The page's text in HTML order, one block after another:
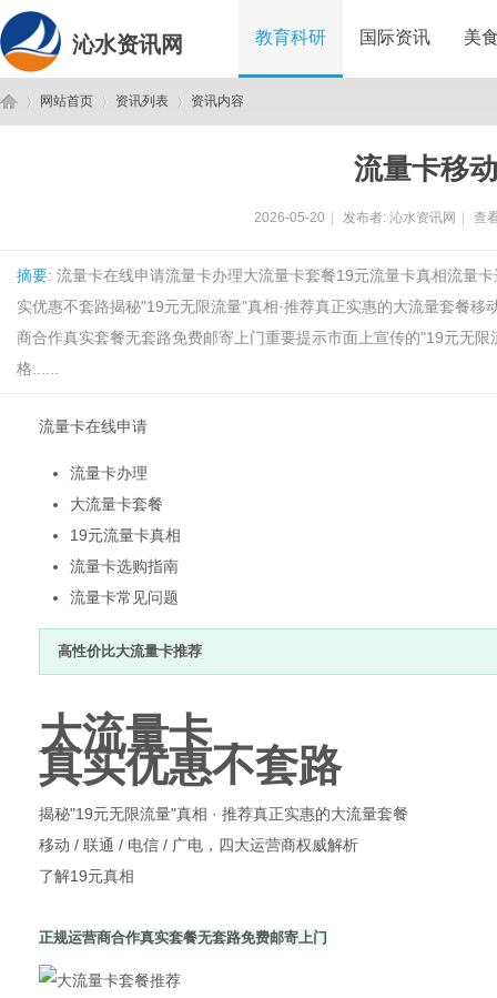
沁水资讯网 教育科研 国际资讯 美
网站首页 资讯列表 资讯内容
流量卡移
2026-05-20 发布者: 沁水资讯网 查
摘要: 流量卡在线申请流量卡办理大流量卡套餐19元流量卡真相流量
实优惠不套路揭秘"19元无限流量"真相·推荐真正实惠的大流量套餐
商合作真实套餐无套路免费邮寄上门重要提示市面上宣传的"19元无
格......
流量卡在线申请
流量卡办理
大流量卡套餐
19元流量卡真相
流量卡选购指南
流量卡常见问题
高性价比大流量卡推荐
大流量卡，
真实优惠不套路
揭秘"19元无限流量"真相 · 推荐真正实惠的大流量套餐
移动 / 联通 / 电信 / 广电，四大运营商权威解析
了解19元真相
正规运营商合作真实套餐无套路免费邮寄上门